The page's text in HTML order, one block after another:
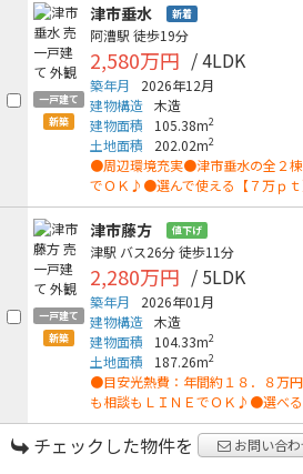
一戸建て
新築
津市垂水 新着
阿漕駅 徒歩19分
2,580万円 / 4LDK
築年月
2026年12月
建物構造 木造
建物面積
105.38m2
土地面積 202.02m2
●周辺環境充実●津市垂水の全２
でＯＫ♪●選んで使える【７万ｐ
一戸建て
新築
津市藤方 値下げ
津駅 バス26分徒歩11分
2,280万円 / 5LDK
築年月
2026年01月
建物構造 木造
建物面積
104.33m2
土地面積 187.26m2
●目安光熱費：年間約１８．８万
も相談もＬＩＮＥでＯＫ♪●選べ
チェックした物件を お問い合わ